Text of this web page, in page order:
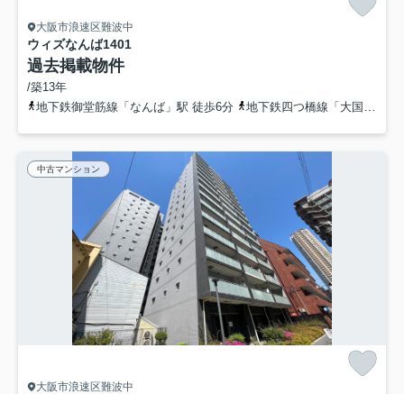
大阪市浪速区難波中
ウィズなんば1401
過去掲載物件
/築13年
地下鉄御堂筋線「なんば」駅 徒歩6分
地下鉄四つ橋線「大国町」駅 徒歩7分
中古マンション
大阪市浪速区難波中